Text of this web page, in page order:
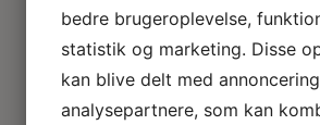
Væglamper
Lysekroner
Gulvlamper
Udendørslamper
bedre brugeroplevelse,
statistik og marketing. Disse
kan blive delt med
analysepartnere, som kan